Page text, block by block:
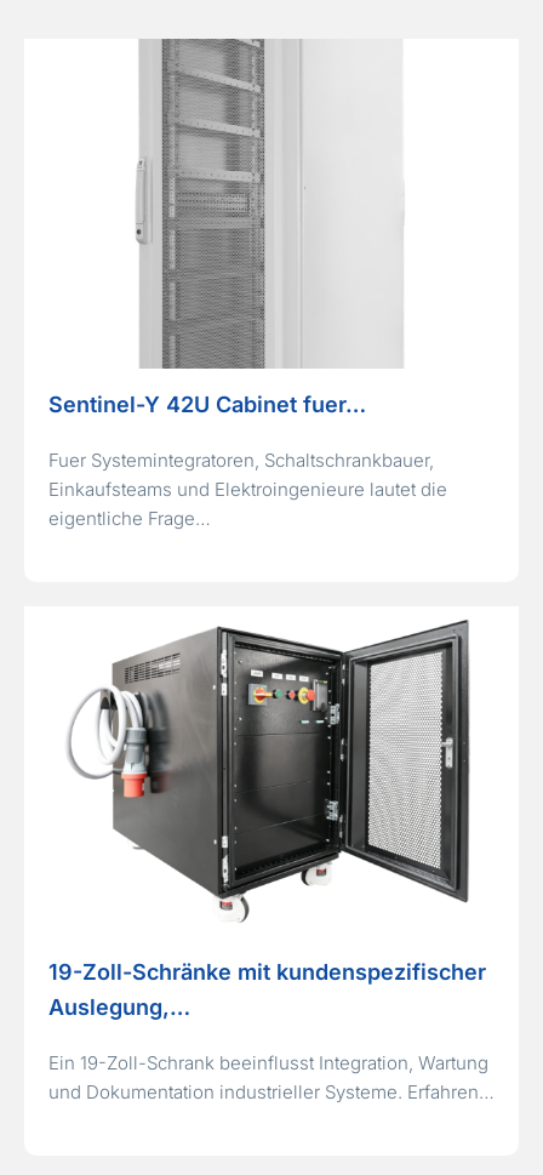
Sentinel-Y 42U Cabinet fuer…
Fuer Systemintegratoren, Schaltschrankbauer,
Einkaufsteams und Elektroingenieure lautet die
eigentliche Frage…
19-Zoll-Schränke mit kundenspezifischer
Auslegung,…
Ein 19-Zoll-Schrank beeinflusst Integration, Wartung
und Dokumentation industrieller Systeme. Erfahren…